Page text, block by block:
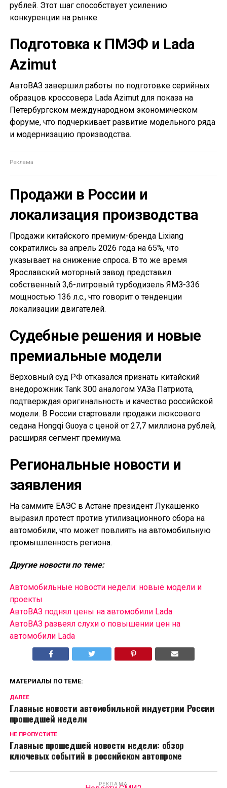
рублей. Этот шаг способствует усилению
конкуренции на рынке.
Подготовка к ПМЭФ и Lada
Azimut
АвтоВАЗ завершил работы по подготовке серийных
образцов кроссовера Lada Azimut для показа на
Петербургском международном экономическом
форуме, что подчеркивает развитие модельного ряда
и модернизацию производства.
Продажи в России и
локализация производства
Продажи китайского премиум-бренда Lixiang
сократились за апрель 2026 года на 65%, что
указывает на снижение спроса. В то же время
Ярославский моторный завод представил
собственный 3,6-литровый турбодизель ЯМЗ-336
мощностью 136 л.с., что говорит о тенденции
локализации двигателей.
Судебные решения и новые
премиальные модели
Верховный суд РФ отказался признать китайский
внедорожник Tank 300 аналогом УАЗа Патриота,
подтверждая оригинальность и качество российской
модели. В России стартовали продажи люксового
седана Hongqi Guoya с ценой от 27,7 миллиона рублей,
расширяя сегмент премиума.
Региональные новости и
заявления
На саммите ЕАЭС в Астане президент Лукашенко
выразил протест против утилизационного сбора на
автомобили, что может повлиять на автомобильную
промышленность региона.
Другие новости по теме:
Автомобильные новости недели: новые модели и
проекты
АвтоВАЗ поднял цены на автомобили Lada
АвтоВАЗ развеял слухи о повышении цен на
автомобили Lada
МАТЕРИАЛЫ ПО ТЕМЕ:
ДАЛЕЕ
Главные новости автомобильной индустрии России
прошедшей недели
НЕ ПРОПУСТИТЕ
Главные прошедшей новости недели: обзор
ключевых событий в российском автопроме
РЕКЛАМА